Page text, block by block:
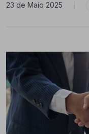
23 de Maio 2025